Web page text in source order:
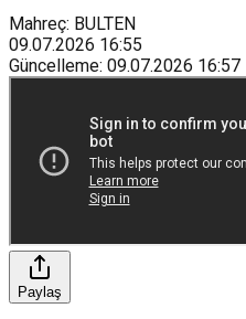
Mahreç: BULTEN
09.07.2026 16:55
Güncelleme: 09.07.2026 16:57
Paylaş